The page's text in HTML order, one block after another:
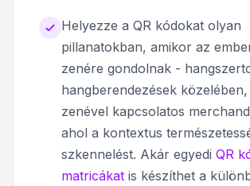
Helyezze a QR kódokat olyan
pillanatokban, amikor az
zenére gondolnak -
hangberendezések
zenével kapcsolatos
ahol a kontextus
szkennelést. Akár egyedi QR
matricákat is készíthet a